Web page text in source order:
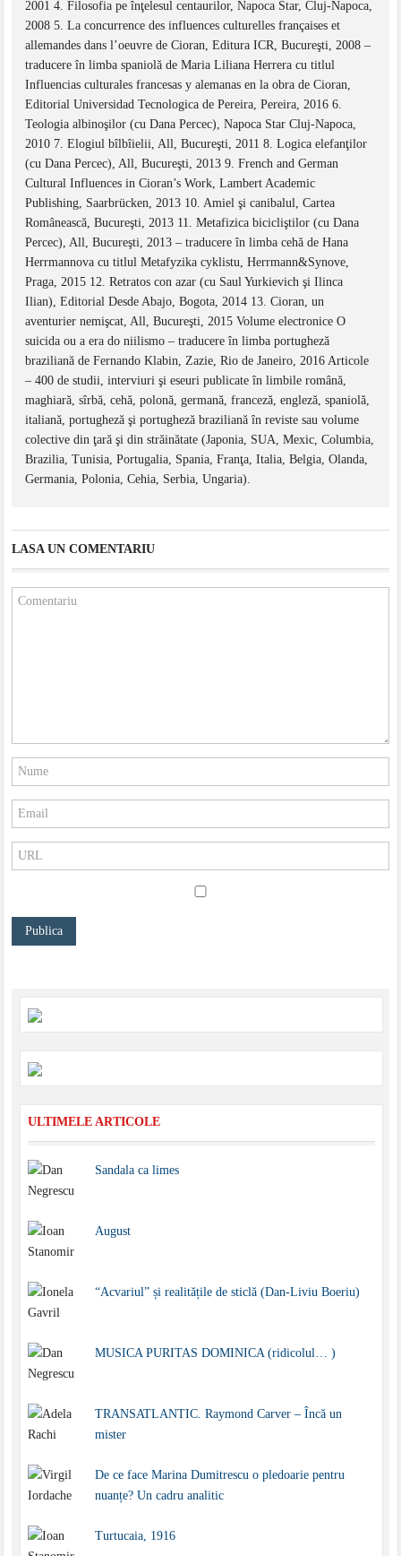
2001 4. Filosofia pe înţelesul centaurilor, Napoca Star, Cluj-Napoca,
2008 5. La concurrence des influences culturelles françaises et
allemandes dans l’oeuvre de Cioran, Editura ICR, Bucureşti, 2008 –
traducere în limba spaniolă de Maria Liliana Herrera cu titlul
Influencias culturales francesas y alemanas en la obra de Cioran,
Editorial Universidad Tecnologica de Pereira, Pereira, 2016 6.
Teologia albinoşilor (cu Dana Percec), Napoca Star Cluj-Napoca,
2010 7. Elogiul bîlbîielii, All, Bucureşti, 2011 8. Logica elefanţilor
(cu Dana Percec), All, Bucureşti, 2013 9. French and German
Cultural Influences in Cioran’s Work, Lambert Academic
Publishing, Saarbrücken, 2013 10. Amiel şi canibalul, Cartea
Românească, Bucureşti, 2013 11. Metafizica bicicliştilor (cu Dana
Percec), All, Bucureşti, 2013 – traducere în limba cehă de Hana
Herrmannova cu titlul Metafyzika cyklistu, Herrmann&Synove,
Praga, 2015 12. Retratos con azar (cu Saul Yurkievich şi Ilinca
Ilian), Editorial Desde Abajo, Bogota, 2014 13. Cioran, un
aventurier nemişcat, All, Bucureşti, 2015 Volume electronice O
suicida ou a era do niilismo – traducere în limba portugheză
braziliană de Fernando Klabin, Zazie, Rio de Janeiro, 2016 Articole
– 400 de studii, interviuri şi eseuri publicate în limbile română,
maghiară, sîrbă, cehă, polonă, germană, franceză, engleză, spaniolă,
italiană, portugheză şi portugheză braziliană în reviste sau volume
colective din ţară şi din străinătate (Japonia, SUA, Mexic, Columbia,
Brazilia, Tunisia, Portugalia, Spania, Franţa, Italia, Belgia, Olanda,
Germania, Polonia, Cehia, Serbia, Ungaria).
LASA UN COMENTARIU
ULTIMELE ARTICOLE
Sandala ca limes
August
“Acvariul” și realitățile de sticlă (Dan-Liviu Boeriu)
MUSICA PURITAS DOMINICA (ridicolul… )
TRANSATLANTIC. Raymond Carver – Încă un
mister
De ce face Marina Dumitrescu o pledoarie pentru
nuanțe? Un cadru analitic
Turtucaia, 1916